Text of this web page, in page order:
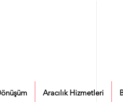
Aracılık Hizmetleri